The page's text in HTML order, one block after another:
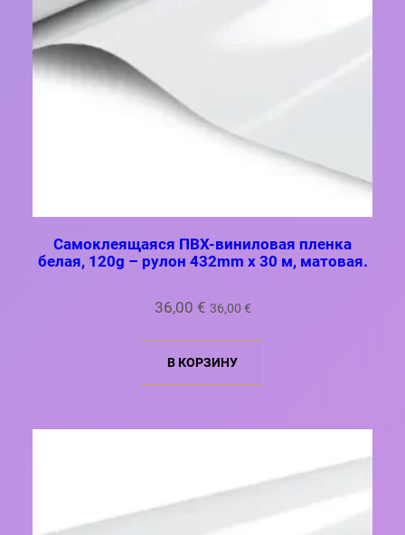
Самоклеящаяся ПВХ-виниловая пленка
белая, 120g – рулон 432mm x 30 м, матовая.
36,00 € 36,00 €
В КОРЗИНУ